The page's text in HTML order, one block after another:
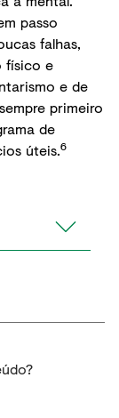
passo
falhas,
físico e
e de
primeiro
de
úteis.6